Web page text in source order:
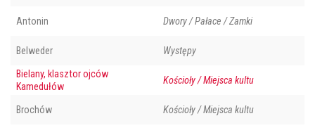
Antonin Dwory / Pałace / Zamki
Belweder Występy
Bielany, klasztor ojców
Kamedułów
Kościoły / Miejsca kultu
Brochów Kościoły / Miejsca kultu